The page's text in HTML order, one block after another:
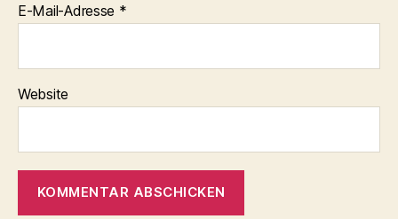
E-Mail-Adresse *
Website